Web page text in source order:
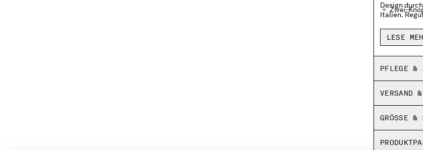
Design
Italien.
Zwei-
Normale
LESE
PFLEGE &
VERSAND
GRÖSSE &